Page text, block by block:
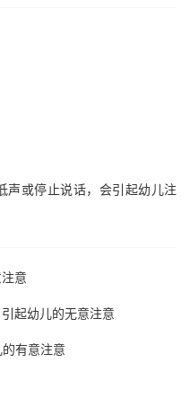
声或停止说话，会引起幼儿注
意
起幼儿的无意注意
有意注意